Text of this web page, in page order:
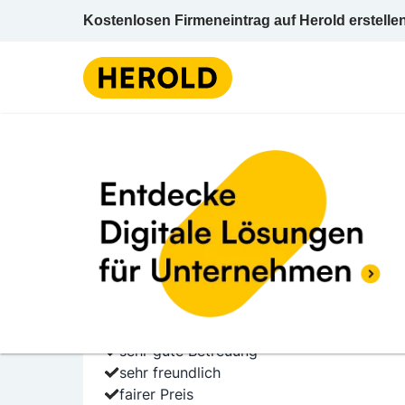
Kostenlosen Firmeneintrag auf Herold
5.0 (4)4 BEWERTUNGEN BEWERTUNG
SPEED TRANSPORT
Beheimgasse 38 1170 Wien Wien 17
Entrümpelung
sehr gute Betreuung
sehr freundlich
fairer Preis